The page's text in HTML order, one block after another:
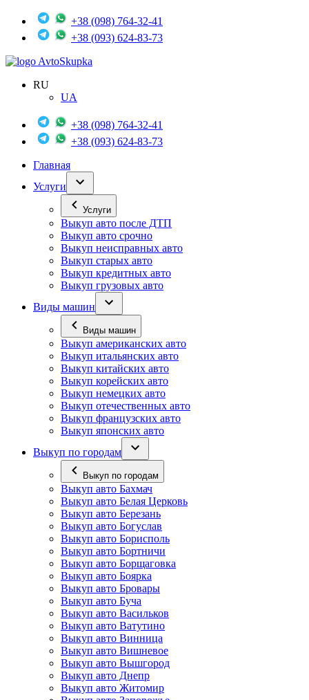
+38 (098) 764-32-41
+38 (093) 624-83-73
AvtoSkupka
RU
UA
+38 (098) 764-32-41
+38 (093) 624-83-73
Главная
Услуги
Услуги
Выкуп авто после ДТП
Выкуп авто срочно
Выкуп неисправных авто
Выкуп старых авто
Выкуп кредитных авто
Выкуп грузовых авто
Виды машин
Виды машин
Выкуп американских авто
Выкуп итальянских авто
Выкуп китайских авто
Выкуп корейских авто
Выкуп немецких авто
Выкуп отечественных авто
Выкуп французских авто
Выкуп японских авто
Выкуп по городам
Выкуп по городам
Выкуп авто Бахмач
Выкуп авто Белая Церковь
Выкуп авто Березань
Выкуп авто Богуслав
Выкуп авто Борисполь
Выкуп авто Бортничи
Выкуп авто Борщаговка
Выкуп авто Боярка
Выкуп авто Бровары
Выкуп авто Буча
Выкуп авто Васильков
Выкуп авто Ватутино
Выкуп авто Винница
Выкуп авто Вишневое
Выкуп авто Вышгород
Выкуп авто Днепр
Выкуп авто Житомир